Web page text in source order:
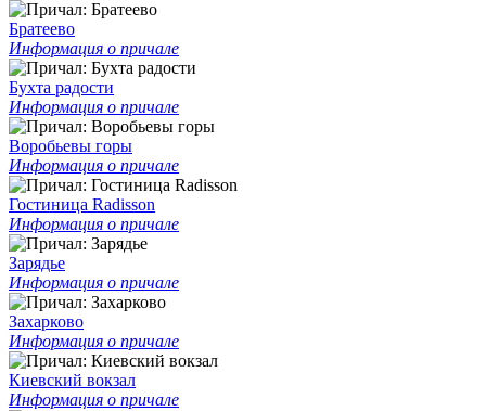
Братеево
Информация о причале
Бухта радости
Информация о причале
Воробьевы горы
Информация о причале
Гостиница Radisson
Информация о причале
Зарядье
Информация о причале
Захарково
Информация о причале
Киевский вокзал
Информация о причале